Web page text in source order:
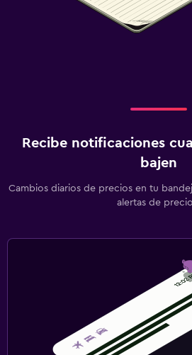
Recibe notificaciones
bajen
Cambios diarios de precios en tu
alertas de